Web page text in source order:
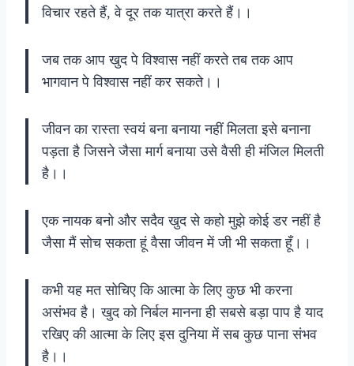
विचार रहते हैं, वे दूर तक यात्रा करते हैं।।
जब तक आप खुद पे विश्वास नहीं करते तब तक आप
भागवान पे विश्वास नहीं कर सकते।।
जीवन का रास्ता स्वयं बना बनाया नहीं मिलता इसे बनाना
पड़ता है जिसने जैसा मार्ग बनाया उसे वैसी ही मंजिल मिलती
है।।
एक नायक बनो और सदैव खुद से कहो मुझे कोई डर नहीं है
जैसा मैं सोच सकता हूं वैसा जीवन में जी भी सकता हूँ।।
कभी यह मत सोचिए कि आत्मा के लिए कुछ भी करना
असंभव है। खुद को निर्बल मानना ही सबसे बड़ा पाप है याद
रखिए की आत्मा के लिए इस दुनिया में सब कुछ पाना संभव
है।।